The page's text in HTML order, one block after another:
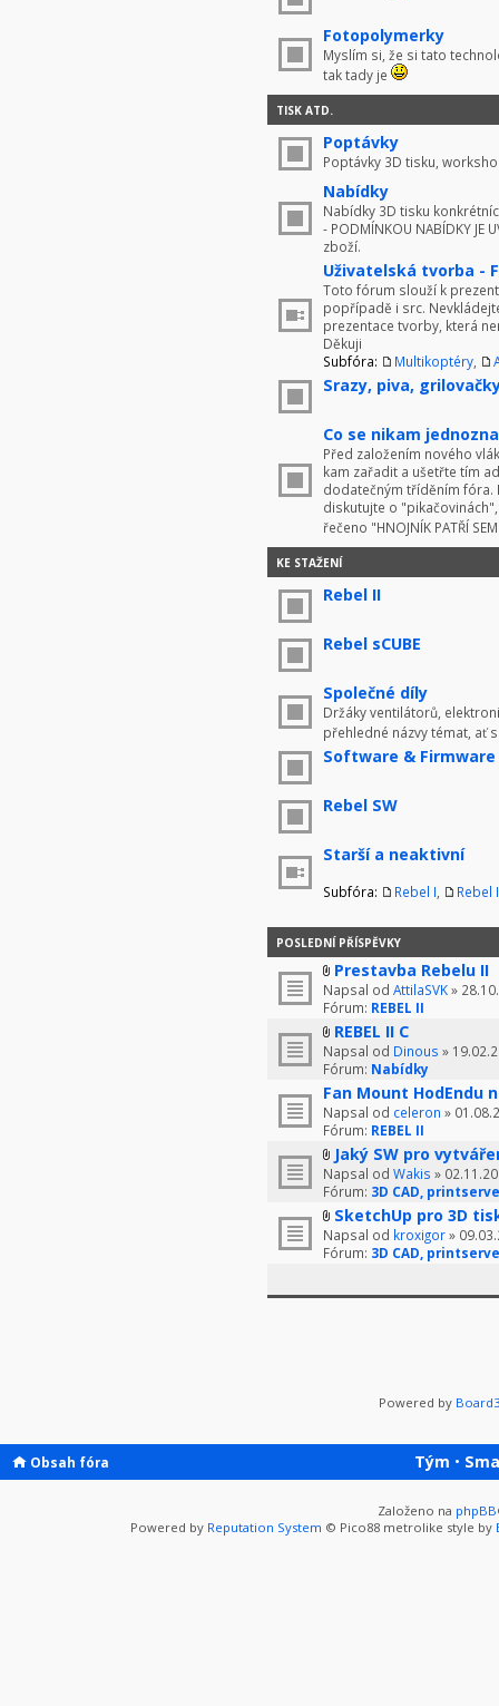
Fotopolymerky
Myslím si, že si tato
tak tady je
TISK ATD.
Poptávky
Poptávky 3D tisku,
Nabídky
Nabídky 3D tisku
- PODMÍNKOU NABÍDKY JE
zboží.
Uživatelská tvorba -
Toto fórum slouží k
popřípadě i src.
prezentace tvorby, která
Děkuji
Subfóra:
Multikoptéry
Srazy, piva,
Co se nikam
Před založením nového
kam zařadit a ušetřte tím
dodatečným tříděním fóra.
diskutujte o
řečeno "HNOJNÍK PATŘÍ
KE STAŽENÍ
Rebel II
Rebel sCUBE
Společné díly
Držáky ventilátorů,
přehledné názvy témat, ať
Software & Firmware
Rebel SW
Starší a neaktivní
Subfóra: Rebel I Rebel
POSLEDNÍ PŘÍSPĚVKY
Prestavba Rebelu II
Napsal od AttilaSVK»
Fórum: REBEL II
REBEL II C
Napsal od Dinous »
Fórum: Nabídky
Fan Mount HodEndu
Napsal od celeron »
Fórum: REBEL II
Jaký SW pro
Napsal od Wakis »
Fórum: 3D CAD,
SketchUp pro 3D
Napsal od kroxigor»
Fórum: 3D CAD,
Powered by
Obsah fóra Tým •
Založeno na phpBB
Powered by Reputation System © Pico88 metrolike style by